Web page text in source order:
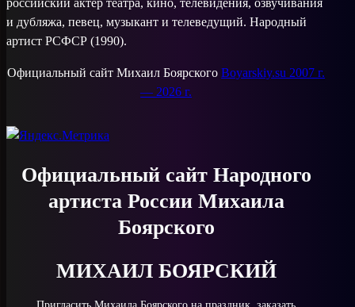
российский актёр театра, кино, телевидения, озвучивания
и дубляжа, певец, музыкант и телеведущий. Народный
артист РСФСР (1990).
Официальный сайт Михаил БоярскогоBoyarskiy.su 2007 г.
— 2026 г.
Официальный сайт Народного
артиста России Михаила
Боярского
МИХАИЛ БОЯРСКИЙ